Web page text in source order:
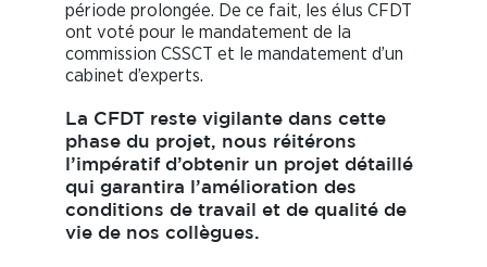
période prolongée. De ce fait, les élus CFDT
ont voté pour le mandatement de la
commission CSSCT et le mandatement d’un
cabinet d’experts.
La CFDT reste vigilante dans cette
phase du projet, nous réitérons
l’impératif d’obtenir un projet détaillé
qui garantira l’amélioration des
conditions de travail et de qualité de
vie de nos collègues.